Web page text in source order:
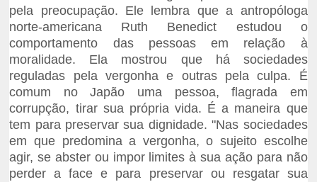
pela preocupação. Ele lembra que a antropóloga
norte-americana Ruth Benedict estudou o
comportamento das pessoas em relação à
moralidade. Ela mostrou que há sociedades
reguladas pela vergonha e outras pela culpa. É
comum no Japão uma pessoa, flagrada em
corrupção, tirar sua própria vida. É a maneira que
tem para preservar sua dignidade. "Nas sociedades
em que predomina a vergonha, o sujeito escolhe
agir, se abster ou impor limites à sua ação para não
perder a face e para preservar ou resgatar sua